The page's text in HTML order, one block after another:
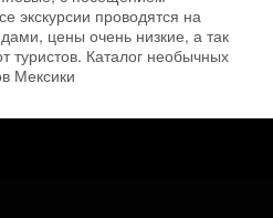
экскурсии проводятся на
цены очень низкие, а так
туристов. Каталог необычных
Мексики